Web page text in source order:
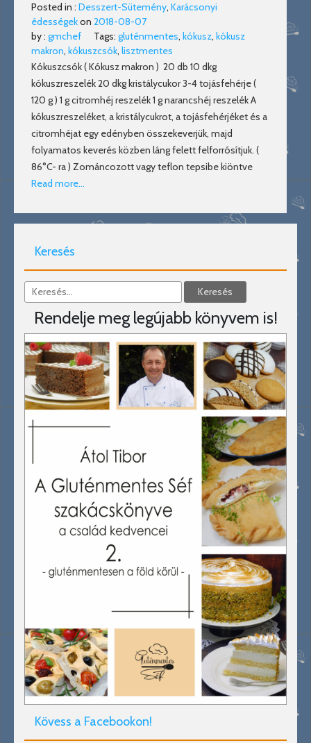
Posted in : Desszert-Sütemény, Karácsonyi
édességekon 2018-08-07
by : gmchef Tags: gluténmentes, kókusz, kókusz
makron, kókuszcsók, lisztmentes
Kókuszcsók ( Kókusz makron ) 20 db 10 dkg
kókuszreszelék 20 dkg kristálycukor 3-4 tojásfehérje (
120 g ) 1 g citromhéj reszelék 1 g narancshéj reszelék A
kókuszreszeléket, a kristálycukrot, a tojásfehérjéket és a
citromhéjat egy edényben összekeverjük, majd
folyamatos keverés közben láng felett felforrósítjuk. (
86°C- ra ) Zománcozott vagy teflon tepsibe kiöntve
Read more…
Keresés
Rendelje meg legújabb könyvem is!
Kövess a Facebookon!